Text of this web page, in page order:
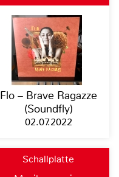
Flo – Brave Ragazze
(Soundfly)
02.07.2022
Schallplatte